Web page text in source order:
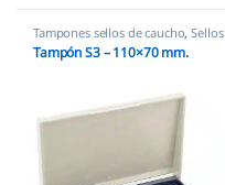
Tampones sellos de caucho,Sellos
empresas
Tampón S3 – 110×70 mm.